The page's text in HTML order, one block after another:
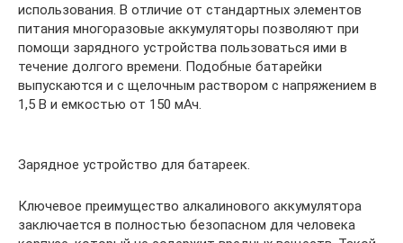
использования. В отличие от стандартных элементов
питания многоразовые аккумуляторы позволяют при
помощи зарядного устройства пользоваться ими в
течение долгого времени. Подобные батарейки
выпускаются и с щелочным раствором с напряжением в
1,5 В и емкостью от 150 мАч.
Зарядное устройство для батареек.
Ключевое преимущество алкалинового аккумулятора
заключается в полностью безопасном для человека